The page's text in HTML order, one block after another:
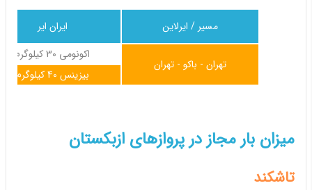
ایران ایر
مسیر / ایرلاین
اکونومی 30 کیلوگرم
تهران - باکو - تهران
بیزینس 40 کیلوگرم
میزان بار مجاز در پروازهای ازبکستان
تاشکند